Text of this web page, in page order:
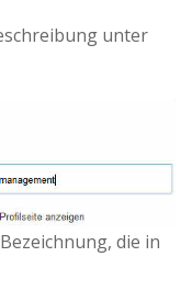
unter
die in